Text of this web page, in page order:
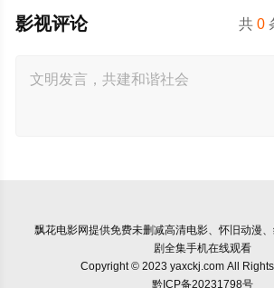
共0
影视评论
飘花电影网提供免费未删减高清电影、怀旧动漫
剧全集手机在线观看
Copyright © 2023 yaxckj.com All
黔ICP备20231798号